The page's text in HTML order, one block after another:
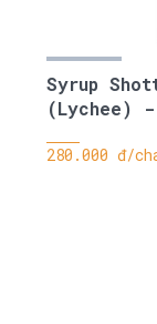
Syrup
(Lychee)
280.000 đ/